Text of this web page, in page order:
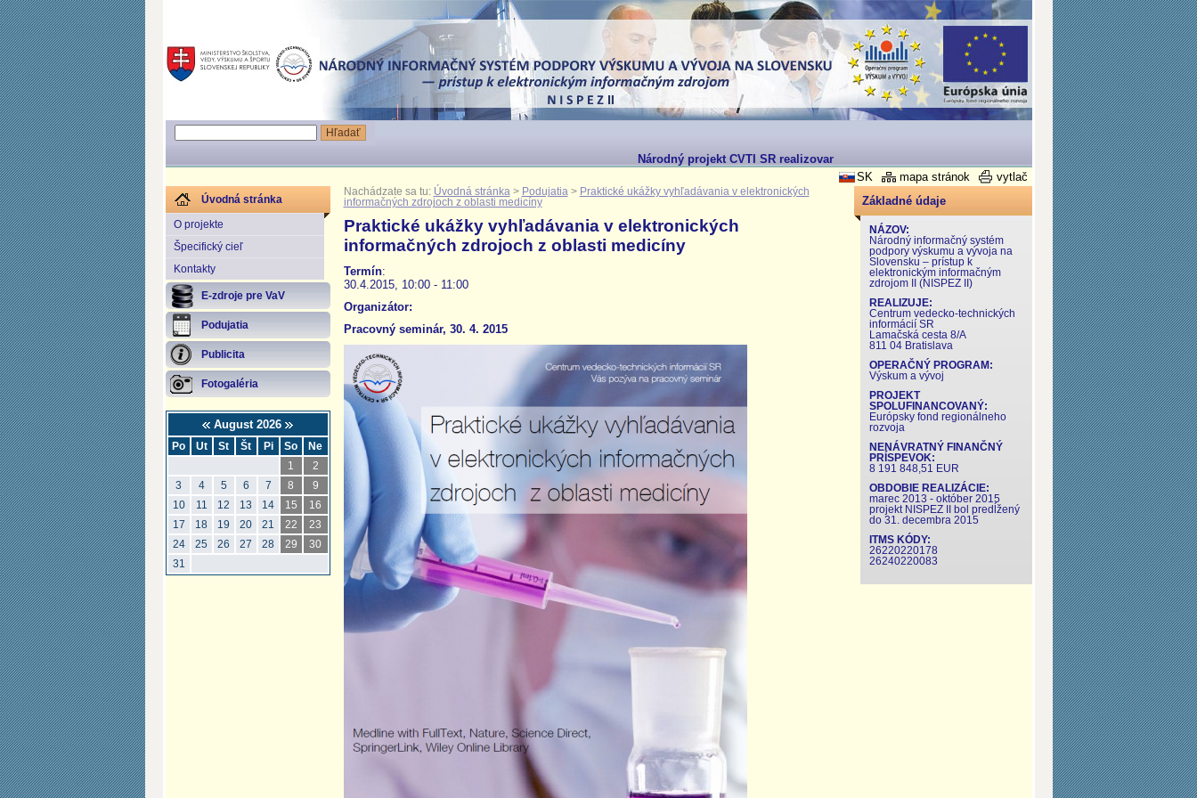
Národný projekt CVTI SR realizovaný v rámci Operačného programu Výskum a Vývoj
vytlač
mapa stránok
SK
Úvodná stránka
O projekte
Špecifický cieľ
Kontakty
E-zdroje pre VaV
Podujatia
Publicita
Fotogaléria
August 2026
Po Ut St Št Pi So
Ne
1
2
3
4 5 6 7 8
9
10
11 12 13 14 15
16
17
18 19 20 21 22
23
24
25 26 27 28 29
30
31
Nachádzate sa tu: Úvodná stránka > Podujatia > Praktické ukážky vyhľadávania v elektronických
informačných zdrojoch z oblasti medicíny
Praktické ukážky vyhľadávania v elektronických
informačných zdrojoch z oblasti medicíny
Termín:
30.4.2015, 10:00 - 11:00
Organizátor:
Pracovný seminár, 30. 4. 2015
Základné údaje
NÁZOV:
Národný informačný systém
podpory výskumu a vývoja na
Slovensku – prístup k
elektronickým informačným
zdrojom II (NISPEZ II)
REALIZUJE:
Centrum vedecko-technických
informácií SR
Lamačská cesta 8/A
811 04 Bratislava
OPERAČNÝ PROGRAM:
Výskum a vývoj
PROJEKT
SPOLUFINANCOVANÝ:
Európsky fond regionálneho
rozvoja
NENÁVRATNÝ FINANČNÝ
PRÍSPEVOK:
8 191 848,51 EUR
OBDOBIE REALIZÁCIE:
marec 2013 - október 2015
projekt NISPEZ II bol predĺžený
do 31. decembra 2015
ITMS KÓDY:
26220220178
26240220083